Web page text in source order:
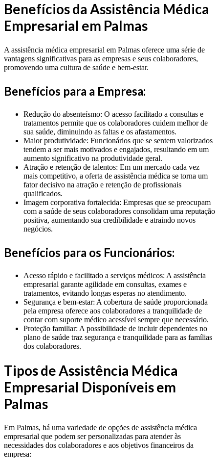
Benefícios da Assistência Médica
Empresarial em Palmas
A assistência médica empresarial em Palmas oferece uma série de
vantagens significativas para as empresas e seus colaboradores,
promovendo uma cultura de saúde e bem-estar.
Benefícios para a Empresa:
Redução do absenteísmo: O acesso facilitado a consultas e
tratamentos permite que os colaboradores cuidem melhor de
sua saúde, diminuindo as faltas e os afastamentos.
Maior produtividade: Funcionários que se sentem valorizados
tendem a ser mais motivados e engajados, resultando em um
aumento significativo na produtividade geral.
Atração e retenção de talentos: Em um mercado cada vez
mais competitivo, a oferta de assistência médica se torna um
fator decisivo na atração e retenção de profissionais
qualificados.
Imagem corporativa fortalecida: Empresas que se preocupam
com a saúde de seus colaboradores consolidam uma reputação
positiva, aumentando sua credibilidade e atraindo novos
negócios.
Benefícios para os Funcionários:
Acesso rápido e facilitado a serviços médicos: A assistência
empresarial garante agilidade em consultas, exames e
tratamentos, evitando longas esperas no atendimento.
Segurança e bem-estar: A cobertura de saúde proporcionada
pela empresa oferece aos colaboradores a tranquilidade de
contar com suporte médico acessível sempre que necessário.
Proteção familiar: A possibilidade de incluir dependentes no
plano de saúde traz segurança e tranquilidade para as famílias
dos colaboradores.
Tipos de Assistência Médica
Empresarial Disponíveis em
Palmas
Em Palmas, há uma variedade de opções de assistência médica
empresarial que podem ser personalizadas para atender às
necessidades dos colaboradores e aos objetivos financeiros da
empresa: